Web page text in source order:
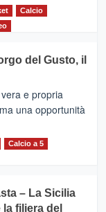
Calcio
del Gusto, il
e propria
una opportunità
Calcio a 5
– La Sicilia
filiera del